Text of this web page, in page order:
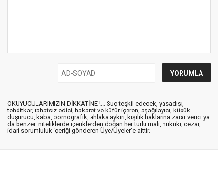
OKUYUCULARIMIZIN DİKKATİNE !... Suç teşkil edecek, yasadışı,
tehditkar, rahatsız edici, hakaret ve küfür içeren, aşağılayıcı, küçük
düşürücü, kaba, pornografik, ahlaka aykırı, kişilik haklarına zarar verici ya
da benzeri niteliklerde içeriklerden doğan her türlü mali, hukuki, cezai,
idari sorumluluk içeriği gönderen Üye/Üyeler’e aittir.